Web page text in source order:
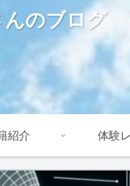
のブログ
紹介 体験